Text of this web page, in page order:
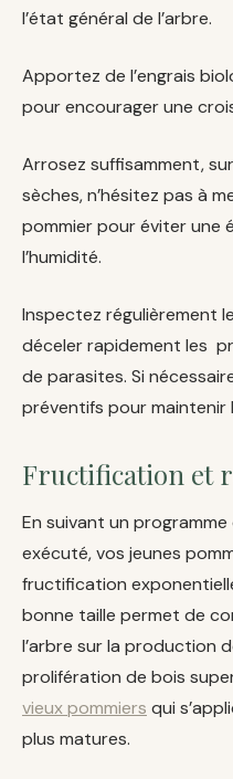
l’état général de l’arbre.
Apportez de l’engrais
pour encourager une
Arrosez suffisamment,
sèches, n’hésitez pas à
pommier pour éviter une
l’humidité.
Inspectez régulièrement
déceler rapidement les
de parasites. Si
préventifs pour maintenir
Fructification et
En suivant un
exécuté, vos jeunes
fructification
bonne taille permet de
l’arbre sur la production
prolifération de bois
vieux pommiers qui
plus matures.